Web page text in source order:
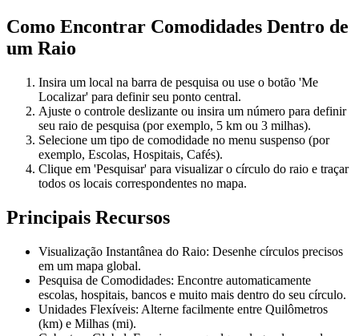
Como Encontrar Comodidades Dentro de
um Raio
Insira um local na barra de pesquisa ou use o botão 'Me
Localizar' para definir seu ponto central.
Ajuste o controle deslizante ou insira um número para definir
seu raio de pesquisa (por exemplo, 5 km ou 3 milhas).
Selecione um tipo de comodidade no menu suspenso (por
exemplo, Escolas, Hospitais, Cafés).
Clique em 'Pesquisar' para visualizar o círculo do raio e traçar
todos os locais correspondentes no mapa.
Principais Recursos
Visualização Instantânea do Raio: Desenhe círculos precisos
em um mapa global.
Pesquisa de Comodidades: Encontre automaticamente
escolas, hospitais, bancos e muito mais dentro do seu círculo.
Unidades Flexíveis: Alterne facilmente entre Quilômetros
(km) e Milhas (mi).